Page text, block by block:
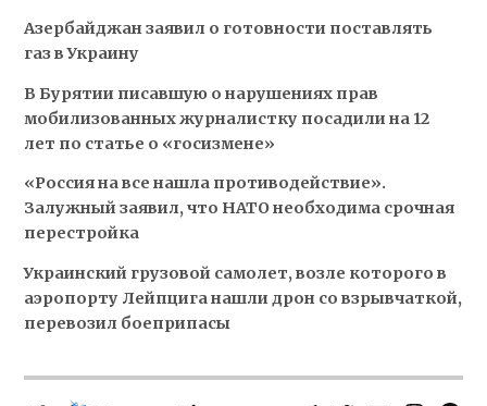
Азербайджан заявил о готовности поставлять
газ в Украину
В Бурятии писавшую о нарушениях прав
мобилизованных журналистку посадили на 12
лет по статье о «госизмене»
«Россия на все нашла противодействие».
Залужный заявил, что НАТО необходима срочная
перестройка
Украинский грузовой самолет, возле которого в
аэропорту Лейпцига нашли дрон со взрывчаткой,
перевозил боеприпасы